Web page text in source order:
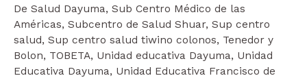
De Salud Dayuma, Sub Centro Médico de las
Américas, Subcentro de Salud Shuar, Sup centro
salud, Sup centro salud tiwino colonos, Tenedor y
Bolon, TOBETA, Unidad educativa Dayuma, Unidad
Educativa Dayuma, Unidad Educativa Francisco de